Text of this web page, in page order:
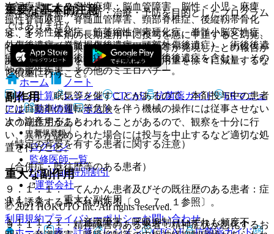
重要な基本的注意
８．１． 本剤の長期連用中に投与を急に中止すると幻覚、
せん妄、錯乱、興奮状態、痙攣発作等が発現したとの報告が
あるので、投与を中止する場合は、用量を徐々に減量するな
ど慎重に行うこと。
８．２． 眠気等を催すことがあるので、本剤投与中の患者
には自動車の運転等危険を伴う機械の操作には従事させない
よう注意すること。
（特定の背景を有する患者に関する注意）
（合併症・既往歴等のある患者）
９．１．１． てんかん患者及びその既往歴のある患者：症
状を誘発するおそれがある〔９．７．１参照〕。
９．１．２． 精神障害のある患者：精神症状が悪化するお
次記疾患による痙性麻痺：脳血管障害、脳性＜小児＞麻痺、
痙性脊髄麻痺、脊髄血管障害、頸部脊椎症、後縦靱帯骨化
症、多発性硬化症、筋萎縮性側索硬化症、脊髄小脳変性症、
外傷後遺症（脊髄損傷後遺症、頭部外傷後遺症）、術後後遺
症（脳腫瘍術後後遺症・脊髄腫瘍術後後遺症を含む）、その
他の脳性疾患、その他のミエロパチー。
副作用
次の副作用があらわれることがあるので、観察を十分に行
い、異常が認められた場合には投与を中止するなど適切な処
置を行うこと。
重大な副作用
１１．１． 重大な副作用
１１．１．１． 意識障害、呼吸抑制（いずれも頻度不
※本製品は疾病の診断・治療・予防を目的としたプログラム
ではありません。
ホーム
ノート
表・計算
レジメン CTCAE 抗菌薬ガイド
ERマニュ
アル
薬剤情報 ポスト
新規登録
ログイン
監修医師一覧
UpToDate特別割引
運営会社
© 2021 HOKUTO Inc. All rights reserved.
利用規約プライバシーポリシーお問い合わせ
ホーム
表・計算 レジメン CTCAE
抗菌薬ガイド